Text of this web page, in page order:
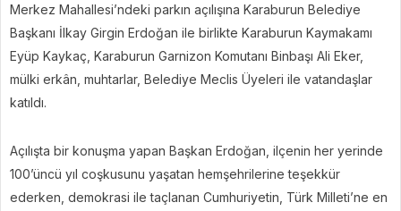
Merkez Mahallesi’ndeki parkın açılışına Karaburun Belediye
Başkanı İlkay Girgin Erdoğan ile birlikte Karaburun Kaymakamı
Eyüp Kaykaç, Karaburun Garnizon Komutanı Binbaşı Ali Eker,
mülki erkân, muhtarlar, Belediye Meclis Üyeleri ile vatandaşlar
katıldı.
Açılışta bir konuşma yapan Başkan Erdoğan, ilçenin her yerinde
100’üncü yıl coşkusunu yaşatan hemşehrilerine teşekkür
ederken, demokrasi ile taçlanan Cumhuriyetin, Türk Milleti’ne en